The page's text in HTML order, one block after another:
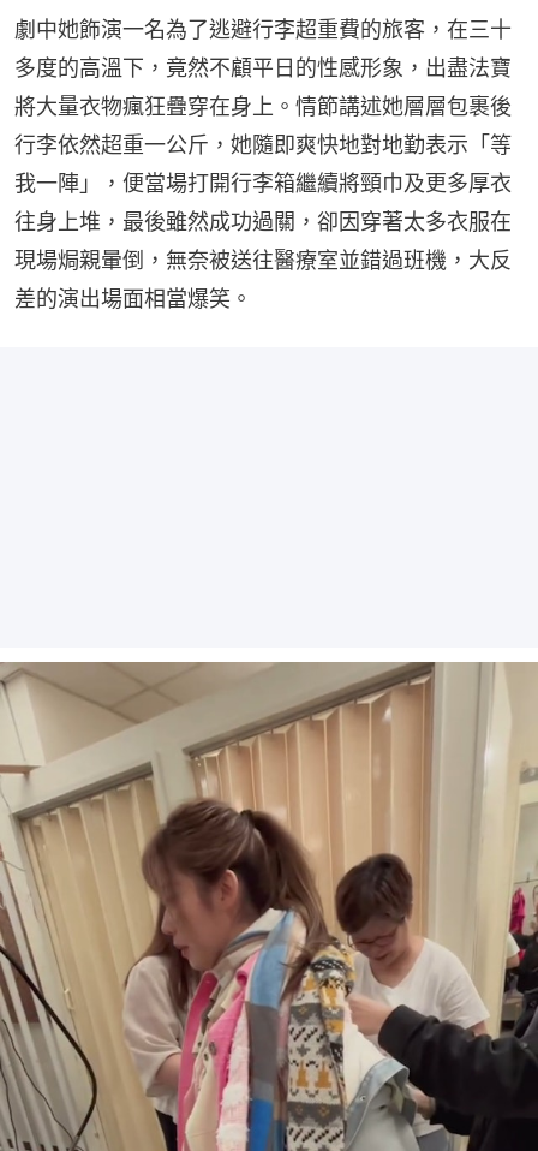
劇中她飾演一名為了逃避行李超重費的旅客，在三十
多度的高溫下，竟然不顧平日的性感形象，出盡法寶
將大量衣物瘋狂疊穿在身上。情節講述她層層包裹後
行李依然超重一公斤，她隨即爽快地對地勤表示「等
我一陣」，便當場打開行李箱繼續將頸巾及更多厚衣
往身上堆，最後雖然成功過關，卻因穿著太多衣服在
現場焗親暈倒，無奈被送往醫療室並錯過班機，大反
差的演出場面相當爆笑。